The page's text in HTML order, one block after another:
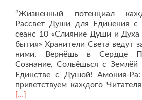
“Жизненный потенциал
Рассвет Души для Единения
сеанс 10 «Слияние Души и Духа
бытия» Хранители Света ведут
ними, Вернёшь в Сердце
Сознание, Сольёшься с
Единстве с Душой! Амония-
приветствуем каждого
[…]